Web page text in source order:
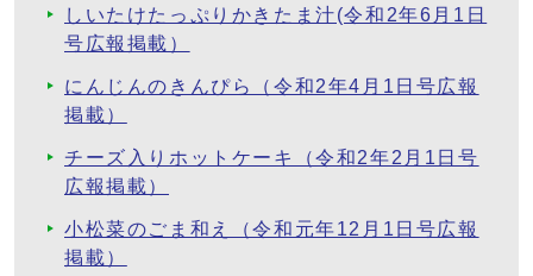
しいたけたっぷりかきたま汁(令和2年6月1日
号広報掲載）
にんじんのきんぴら（令和2年4月1日号広報
掲載）
チーズ入りホットケーキ（令和2年2月1日号
広報掲載）
小松菜のごま和え（令和元年12月1日号広報
掲載）